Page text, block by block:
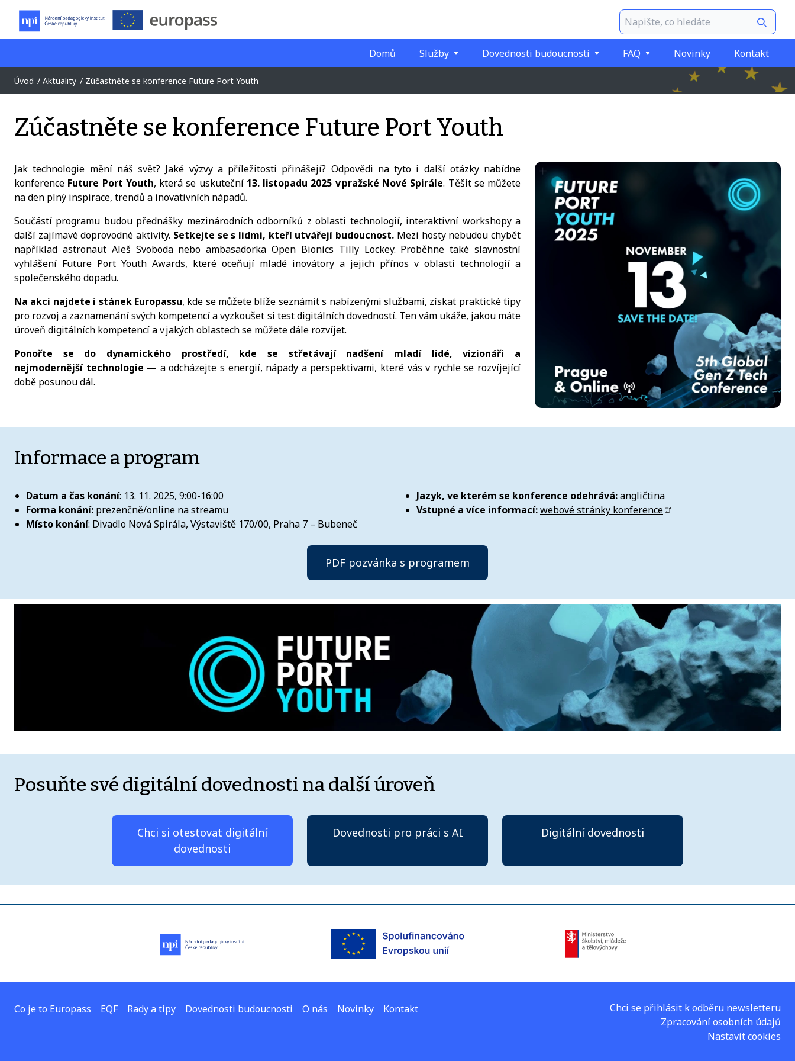
Domů Služby Dovednosti budoucnosti FAQ Novinky Kontakt
Úvod Aktuality Zúčastněte se konference Future Port Youth
Zúčastněte se konference Future Port Youth
Jak technologie mění náš svět? Jaké výzvy a příležitosti přinášejí? Odpovědi na tyto i další otázky nabídne
konference Future Port Youth, která se uskuteční 13. listopadu 2025 v pražské Nové Spirále. Těšit se můžete
na den plný inspirace, trendů a inovativních nápadů.
Součástí programu budou přednášky mezinárodních odborníků z oblasti technologií, interaktivní workshopy a
další zajímavé doprovodné aktivity. Setkejte se s lidmi, kteří utvářejí budoucnost. Mezi hosty nebudou chybět
například astronaut Aleš Svoboda nebo ambasadorka Open Bionics Tilly Lockey. Proběhne také slavnostní
vyhlášení Future Port Youth Awards, které oceňují mladé inovátory a jejich přínos v oblasti technologií a
společenského dopadu.
Na akci najdete i stánek Europassu, kde se můžete blíže seznámit s nabízenými službami, získat praktické tipy
pro rozvoj a zaznamenání svých kompetencí a vyzkoušet si test digitálních dovedností. Ten vám ukáže, jakou máte
úroveň digitálních kompetencí a v jakých oblastech se můžete dále rozvíjet.
Ponořte se do dynamického prostředí, kde se střetávají nadšení mladí lidé, vizionáři a
nejmodernější technologie — a odcházejte s energií, nápady a perspektivami, které vás v rychle se rozvíjející
době posunou dál.
Informace a program
Datum a čas konání: 13. 11. 2025, 9:00-16:00
Forma konání: prezenčně/online na streamu
Místo konání: Divadlo Nová Spirála, Výstaviště 170/00, Praha 7 – Bubeneč
Jazyk, ve kterém se konference odehrává:angličtina
Vstupné a více informací:webové stránky konference
PDF pozvánka s programem
Posuňte své digitální dovednosti na další úroveň
Chci si otestovat digitální
dovednosti
Dovednosti pro práci s AI Digitální dovednosti
Co je to Europass EQF Rady a tipy Dovednosti budoucnosti O nás Novinky Kontakt
Chci se přihlásit k odběru newsletteru
Zpracování osobních údajů
Nastavit cookies